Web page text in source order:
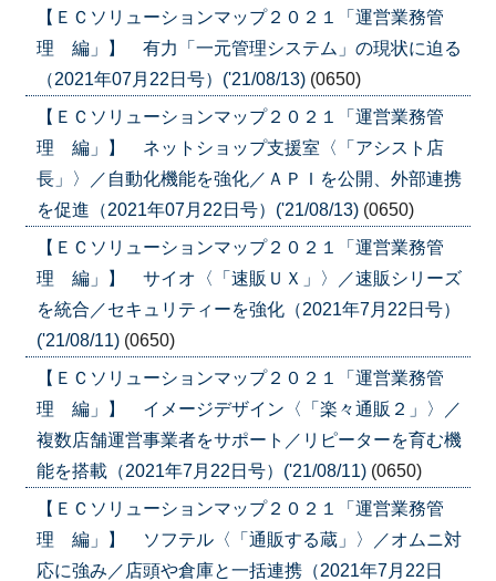
【ＥＣソリューションマップ２０２１「運営業務管
理 編」】 有力「一元管理システム」の現状に迫る
（2021年07月22日号）('21/08/13) (0650)
【ＥＣソリューションマップ２０２１「運営業務管
理 編」】 ネットショップ支援室〈「アシスト店
長」〉／自動化機能を強化／ＡＰＩを公開、外部連携
を促進（2021年07月22日号）('21/08/13) (0650)
【ＥＣソリューションマップ２０２１「運営業務管
理 編」】 サイオ〈「速販ＵＸ」〉／速販シリーズ
を統合／セキュリティーを強化（2021年7月22日号）
('21/08/11) (0650)
【ＥＣソリューションマップ２０２１「運営業務管
理 編」】 イメージデザイン〈「楽々通販２」〉／
複数店舗運営事業者をサポート／リピーターを育む機
能を搭載（2021年7月22日号）('21/08/11) (0650)
【ＥＣソリューションマップ２０２１「運営業務管
理 編」】 ソフテル〈「通販する蔵」〉／オムニ対
応に強み／店頭や倉庫と一括連携（2021年7月22日